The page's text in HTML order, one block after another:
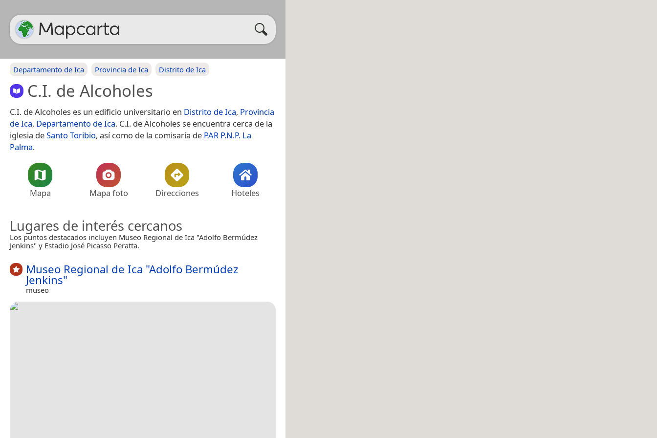
Departamento de Ica Provincia de Ica Distrito de Ica
C.I. de Alcoholes
C.I. de Alcoholes es un edificio universitario en Distrito de Ica, Provincia
de Ica, Departamento de Ica. C.I. de Alcoholes se encuentra cerca de la
iglesia deSanto Toribio, así como de la comisaría de PAR P.N.P. La
Palma.
Mapa Mapa foto Direcciones Hoteles
Lugares de interés cercanos
Los puntos destacados incluyen Museo Regional de Ica "Adolfo Bermúdez
Jenkins" y Estadio José Picasso Peratta.
Museo Regional de Ica "Adolfo Bermúdez
Jenkins"
museo